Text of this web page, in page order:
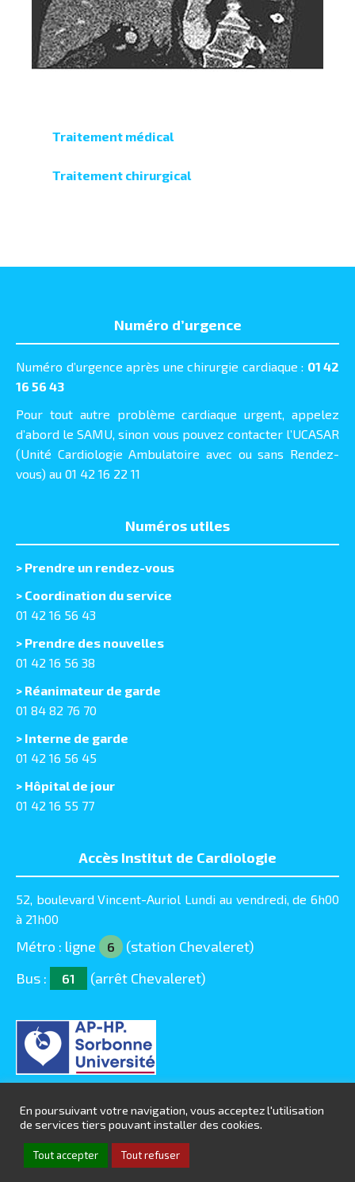
Traitement médical
Traitement chirurgical
Numéro d’urgence
Numéro d’urgence après une chirurgie cardiaque : 01 42
16 56 43
Pour tout autre problème cardiaque urgent, appelez
d’abord le SAMU, sinon vous pouvez contacter l’UCASAR
(Unité Cardiologie Ambulatoire avec ou sans Rendez-
vous) au 01 42 16 22 11
Numéros utiles
> Prendre un rendez-vous
> Coordination du service
01 42 16 56 43
> Prendre des nouvelles
01 42 16 56 38
> Réanimateur de garde
01 84 82 76 70
> Interne de garde
01 42 16 56 45
> Hôpital de jour
01 42 16 55 77
Accès Institut de Cardiologie
52, boulevard Vincent-Auriol Lundi au vendredi, de 6h00
à 21h00
Métro : ligne 6
(station Chevaleret)
Bus :
61 (arrêt Chevaleret)
© Chirurgie-Cardiaque-Pitie 2016 - 2025 |
En poursuivant votre navigation, vous acceptez l'utilisation
de services tiers pouvant installer des cookies.
Tout accepter Tout refuser